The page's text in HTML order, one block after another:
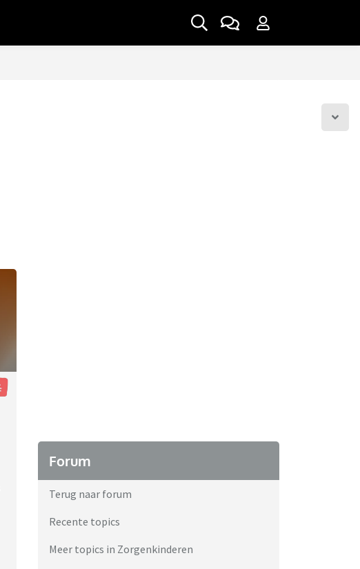
Forum
Terug naar forum
Recente topics
Meer topics in Zorgenkinderen